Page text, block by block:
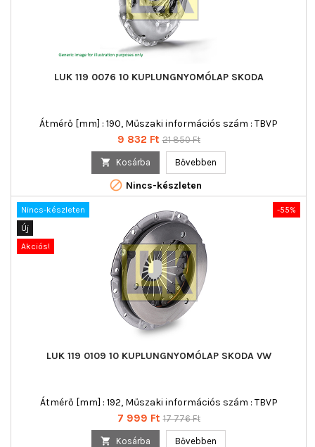
LUK 119 0076 10 KUPLUNGNYOMÓLAP SKODA
Átmérő [mm] : 190, Műszaki információs szám : TBVP
Ár
9 832 Ft Normál
21 850 Ft
 Kosárba Bővebben
 Nincs-készleten
-55%
Nincs-készleten
Új
Akciós!
LUK 119 0109 10 KUPLUNGNYOMÓLAP SKODA VW
Átmérő [mm] : 192, Műszaki információs szám : TBVP
Ár
7 999 Ft Normál
17 776 Ft
 Kosárba Bővebben